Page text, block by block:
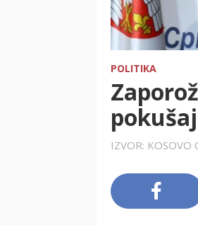
POLITIKA
IZVOR: KOSOVO